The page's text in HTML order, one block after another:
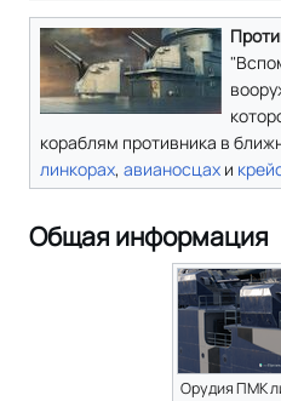
кораблям противника в
линкорах, авианосцах и
Общая информация
Орудия ПМК